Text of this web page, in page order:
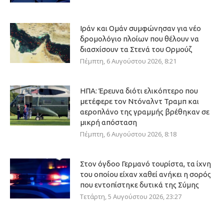
Ιράν και Ομάν συμφώνησαν για νέο
δρομολόγιο πλοίων που θέλουν να
διασχίσουν τα Στενά του Ορμούζ
Πέμπτη, 6 Αυγούστου 2026, 8:21
ΗΠΑ: Έρευνα διότι ελικόπτερο που
μετέφερε τον Ντόναλντ Τραμπ και
αεροπλάνο της γραμμής βρέθηκαν σε
μικρή απόσταση
Πέμπτη, 6 Αυγούστου 2026, 8:18
Στον όγδοο Γερμανό τουρίστα, τα ίχνη
του οποίου είχαν χαθεί ανήκει η σορός
που εντοπίστηκε δυτικά της Σύμης
Τετάρτη, 5 Αυγούστου 2026, 23:27